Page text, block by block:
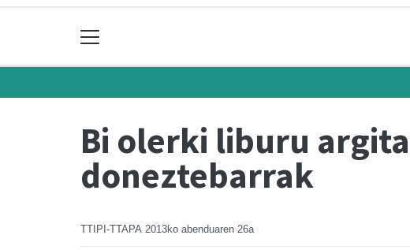
Bi olerki liburu
doneztebarrak
TTIPI-TTAPA 2013ko abenduaren 26a